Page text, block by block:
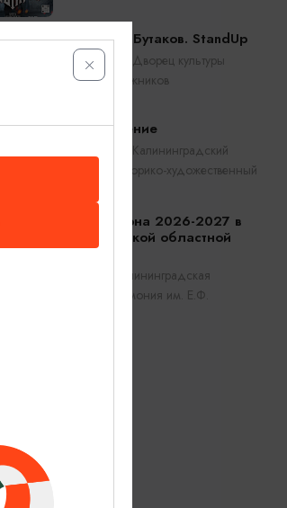
Константин Бутаков. StandUp
Калининград, Дворец культуры
железнодорожников
Прикосновение
Калининград, Калининградский
областной историко-художественный
Открытие сезона 2026-2027 в
Калининградской областной
филармонии
Калининград, Калининградская
областная филармония им. Е.Ф.